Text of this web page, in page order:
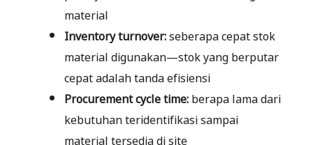
material
Inventory turnover:seberapa cepat stok
material digunakan—stok yang berputar
cepat adalah tanda efisiensi
Procurement cycle time:berapa lama dari
kebutuhan teridentifikasi sampai
material tersedia di site